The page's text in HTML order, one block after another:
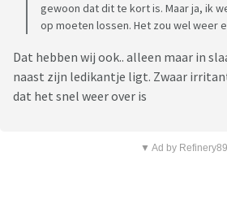
gewoon dat dit te kort is. Maar ja, ik
op moeten lossen. Het zou wel weer
Dat hebben wij ook.. alleen maar in
naast zijn ledikantje ligt. Zwaar
dat het snel weer over is
▼ Ad by Refinery89